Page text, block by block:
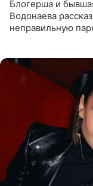
Блогерша и
Водонаева
неправильную